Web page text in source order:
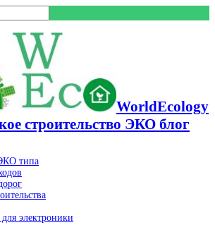
WorldEcology
строительство ЭКО блог
типа
электроники